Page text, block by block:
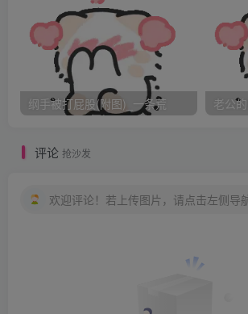
纲手被打屁股(附图)_一条荒 老公
评论 抢沙发